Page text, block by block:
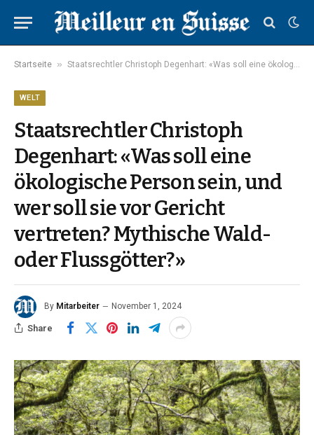
Startseite » Staatsrechtler Christoph Degenhart: «Was soll eine ökologische Person sein, und wer soll sie vor Gericht vertreten? Mythische Wald- oder Flussgötter?»
WELT
Staatsrechtler Christoph
Degenhart: «Was soll eine
ökologische Person sein, und
wer soll sie vor Gericht
vertreten? Mythische Wald-
oder Flussgötter?»
By Mitarbeiter November 1, 2024
Share